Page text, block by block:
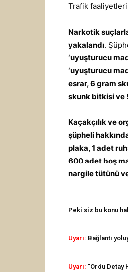
Trafik faaliyetleri
Narkotik
yakalandı.
‘uyuşturucu
‘uyuşturucu
esrar, 6 gram
skunk bitkisi ve
Kaçakçılık ve
şüpheli
plaka, 1 adet
600 adet boş
nargile tütünü
Peki siz bu konu
Uyarı: Bağlantı
Uyarı: "Ordu Detay